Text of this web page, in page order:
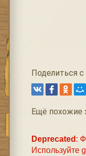
Поделиться с
Ещё похожие
Deprecated :
Используйте